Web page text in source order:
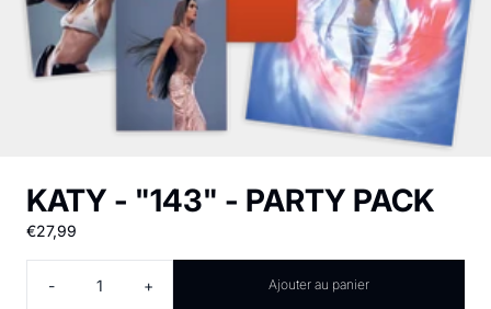
KATY - "143" - PARTY PACK
€27,99
- + Ajouter au panier